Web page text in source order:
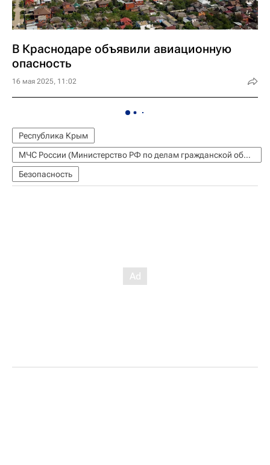
В Краснодаре объявили авиационную
опасность
16 мая 2025, 11:02
Республика Крым
МЧС России (Министерство РФ по делам гражданской обороны, чрезвычайным ситуациям и ликвидации последствий стихийных бедствий)
Безопасность